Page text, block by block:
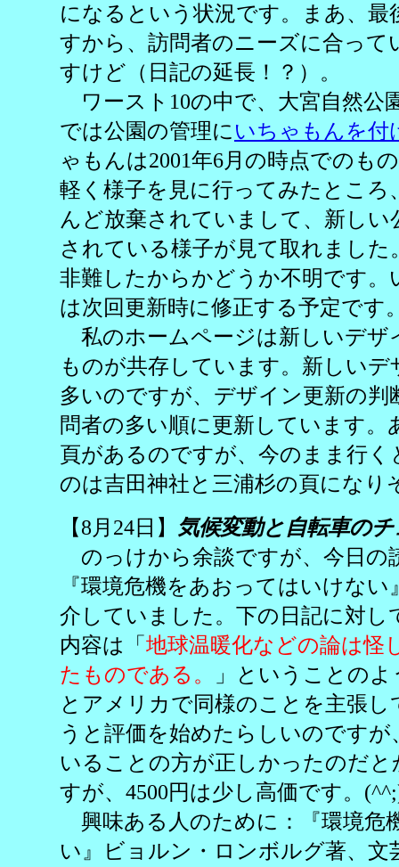
になるという状況です。まあ、最
すから、訪問者のニーズに合っ
すけど（日記の延長！？）。
ワースト10の中で、大宮自然公
では公園の管理に いちゃもんを付
ゃもんは2001年6月の時点でのも
軽く様子を見に行ってみたところ
んど放棄されていまして、新し
されている様子が見て取れまし
非難したからかどうか不明です
は次回更新時に修正する予定です
私のホームページは新しいデザ
ものが共存しています。新しい
多いのですが、デザイン更新の判
問者の多い順に更新しています。
頁があるのですが、今のまま行く
のは吉田神社と三浦杉の頁になり
【8月24日】 気候変動と自転車の
のっけから余談ですが、今日の
『環境危機をあおってはいけな
介していました。下の日記に対し
内容は「 地球温暖化などの論は怪
たものである。
」ということの
とアメリカで同様のことを主張
うと評価を始めたらしいのです
いることの方が正しかったのだ
すが、4500円は少し高価です。
興味ある人のために：『環境危
い』ビョルン・ロンボルグ著、文